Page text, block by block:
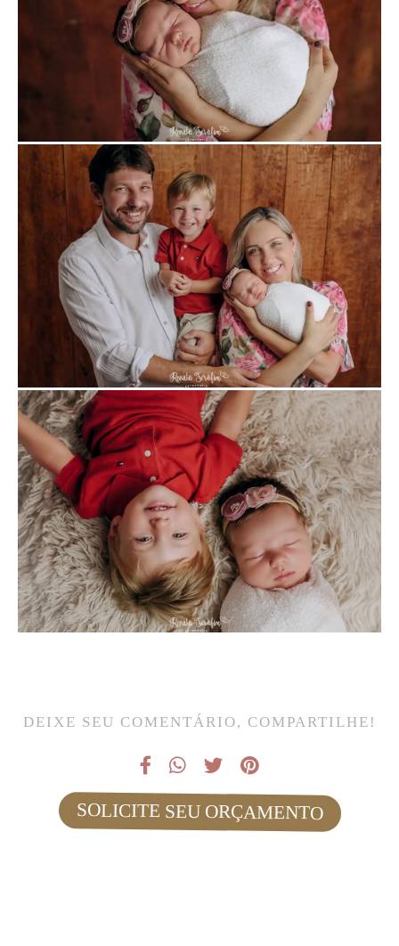
DEIXE SEU COMENTÁRIO, COMPARTILHE!
SOLICITE SEU ORÇAMENTO